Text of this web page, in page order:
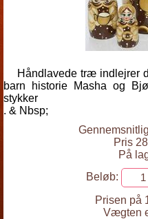
Håndlavede træ indlejrer
barn historie Masha og
stykker
. & Nbsp;
Pris
På
Beløb:
Prisen på
Vægten